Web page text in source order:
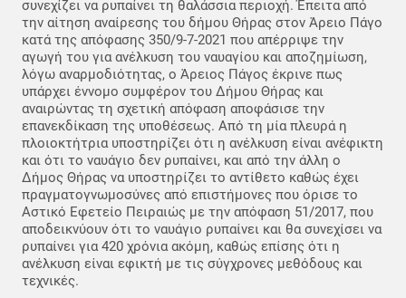
συνεχίζει να ρυπαίνει τη θαλάσσια περιοχή. Έπειτα από
την αίτηση αναίρεσης του δήμου Θήρας στον Άρειο Πάγο
κατά της απόφασης 350/9-7-2021 που απέρριψε την
αγωγή του για ανέλκυση του ναυαγίου και αποζημίωση,
λόγω αναρμοδιότητας, ο Άρειος Πάγος έκρινε πως
υπάρχει έννομο συμφέρον του Δήμου Θήρας και
αναιρώντας τη σχετική απόφαση αποφάσισε την
επανεκδίκαση της υποθέσεως. Από τη μία πλευρά η
πλοιοκτήτρια υποστηρίζει ότι η ανέλκυση είναι ανέφικτη
και ότι το ναυάγιο δεν ρυπαίνει, και από την άλλη ο
Δήμος Θήρας να υποστηρίζει το αντίθετο καθώς έχει
πραγματογνωμοσύνες από επιστήμονες που όρισε το
Αστικό Εφετείο Πειραιώς με την απόφαση 51/2017, που
αποδεικνύουν ότι το ναυάγιο ρυπαίνει και θα συνεχίσει να
ρυπαίνει για 420 χρόνια ακόμη, καθώς επίσης ότι η
ανέλκυση είναι εφικτή με τις σύγχρονες μεθόδους και
τεχνικές.